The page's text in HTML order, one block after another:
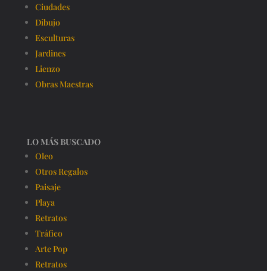
Ciudades
Dibujo
Esculturas
Jardines
Lienzo
Obras Maestras
LO MÁS BUSCADO
Oleo
Otros Regalos
Paisaje
Playa
Retratos
Tráfico
Arte Pop
Retratos